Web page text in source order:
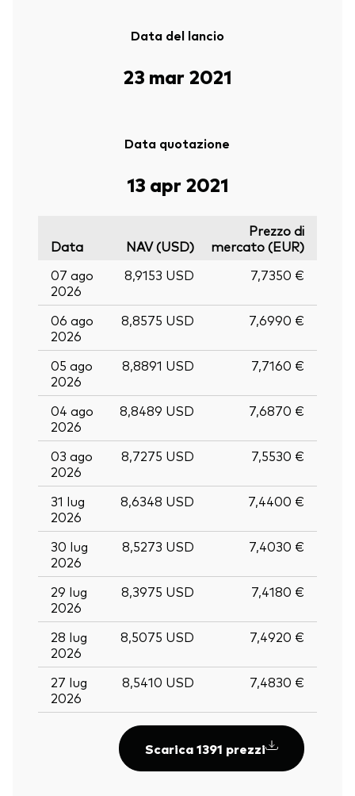
Data del lancio
23 mar 2021
Data quotazione
13 apr 2021
Data NAV (USD)
Prezzo di
mercato (EUR)
07 ago
2026
8,9153 USD 7,7350 €
06 ago
2026
8,8575 USD 7,6990 €
05 ago
2026
8,8891 USD 7,7160 €
04 ago
2026
8,8489 USD 7,6870 €
03 ago
2026
8,7275 USD 7,5530 €
31 lug
2026
8,6348 USD 7,4400 €
30 lug
2026
8,5273 USD 7,4030 €
29 lug
2026
8,3975 USD 7,4180 €
28 lug
2026
8,5075 USD 7,4920 €
27 lug
2026
8,5410 USD 7,4830 €
Scarica 1391 prezzi